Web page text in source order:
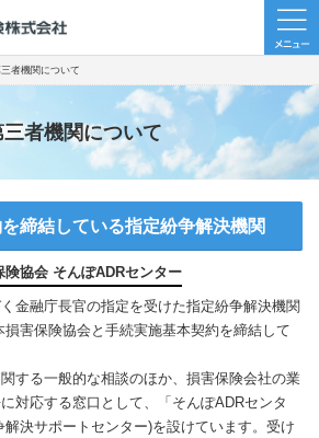
者機関について
三者機関について
締結している指定紛争解決機関
協会 そんぽADRセンター
金融庁長官の指定を受けた指定紛争解決機関
害保険協会と手続実施基本契約を締結して
する一般的な相談のほか、損害保険会社の業
対応する窓口として、「そんぽADRセンタ
決サポートセンター)を設けています。受け